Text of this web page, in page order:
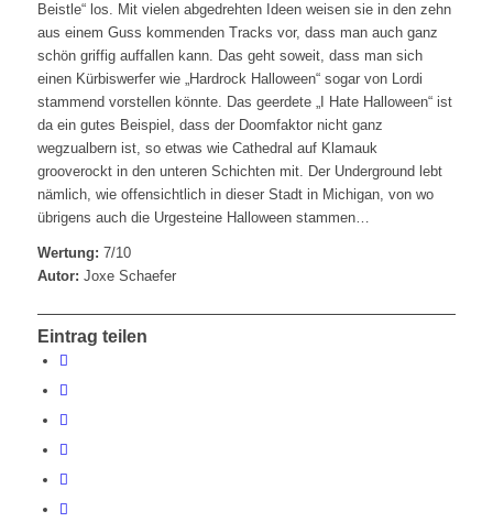
Beistle“ los. Mit vielen abgedrehten Ideen weisen sie in den zehn
aus einem Guss kommenden Tracks vor, dass man auch ganz
schön griffig auffallen kann. Das geht soweit, dass man sich
einen Kürbiswerfer wie „Hardrock Halloween“ sogar von Lordi
stammend vorstellen könnte. Das geerdete „I Hate Halloween“ ist
da ein gutes Beispiel, dass der Doomfaktor nicht ganz
wegzualbern ist, so etwas wie Cathedral auf Klamauk
grooverockt in den unteren Schichten mit. Der Underground lebt
nämlich, wie offensichtlich in dieser Stadt in Michigan, von wo
übrigens auch die Urgesteine Halloween stammen…
Wertung: 7/10
Autor: Joxe Schaefer
Eintrag teilen